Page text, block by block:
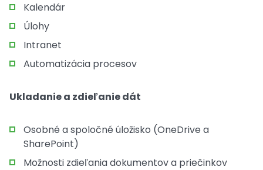
Kalendár
Úlohy
Intranet
Automatizácia procesov
Ukladanie a zdieľanie dát
Osobné a spoločné úložisko (OneDrive a
SharePoint)
Možnosti zdieľania dokumentov a priečinkov